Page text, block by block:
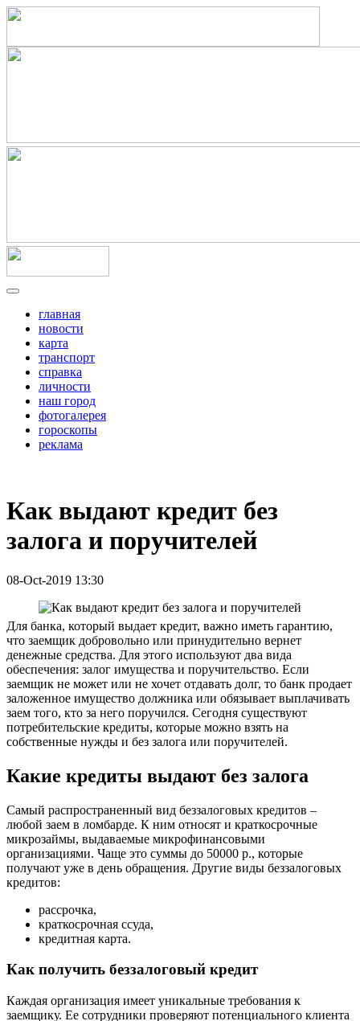
главная
новости
карта
транспорт
справка
личности
наш город
фотогалерея
гороскопы
реклама
Как выдают кредит без
залога и поручителей
08-Oct-2019 13:30
Для банка, который выдает кредит, важно иметь гарантию,
что заемщик добровольно или принудительно вернет
денежные средства. Для этого используют два вида
обеспечения: залог имущества и поручительство. Если
заемщик не может или не хочет отдавать долг, то банк продает
заложенное имущество должника или обязывает выплачивать
заем того, кто за него поручился. Сегодня существуют
потребительские кредиты, которые можно взять на
собственные нужды и без залога или поручителей.
Какие кредиты выдают без залога
Самый распространенный вид беззалоговых кредитов –
любой заем в ломбарде. К ним относят и краткосрочные
микрозаймы, выдаваемые микрофинансовыми
организациями. Чаще это суммы до 50000 р., которые
получают уже в день обращения. Другие виды беззалоговых
кредитов:
рассрочка,
краткосрочная ссуда,
кредитная карта.
Как получить беззалоговый кредит
Каждая организация имеет уникальные требования к
заемщику. Ее сотрудники проверяют потенциального клиента